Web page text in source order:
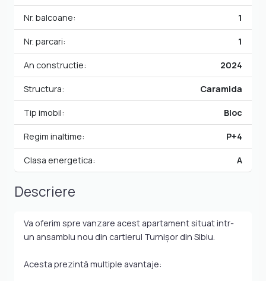
Nr. balcoane: 1
Nr. parcari: 1
An constructie: 2024
Structura: Caramida
Tip imobil: Bloc
Regim inaltime: P+4
Clasa energetica: A
Descriere
Va oferim spre vanzare acest apartament situat intr-
un ansamblu nou din cartierul Turnișor din Sibiu.
Acesta prezintă multiple avantaje: